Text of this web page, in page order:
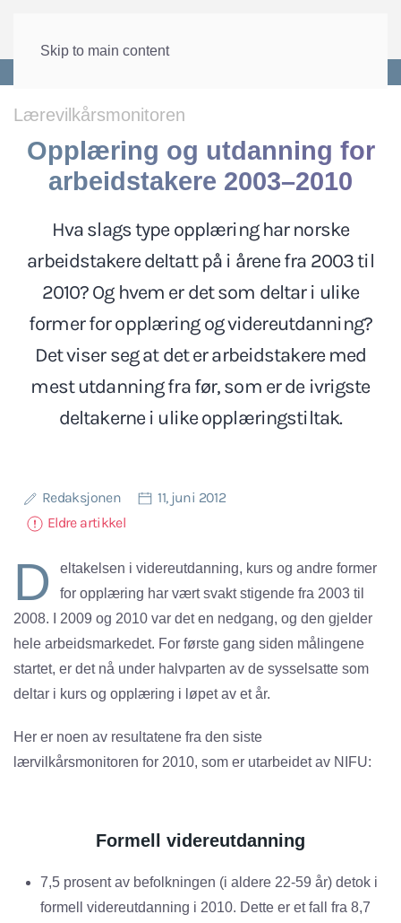
Skip to main content
Lærevilkårsmonitoren
Opplæring og utdanning for
arbeidstakere 2003–2010
Hva slags type opplæring har norske
arbeidstakere deltatt på i årene fra 2003 til
2010? Og hvem er det som deltar i ulike
former for opplæring og videreutdanning?
Det viser seg at det er arbeidstakere med
mest utdanning fra før, som er de ivrigste
deltakerne i ulike opplæringstiltak.
Redaksjonen
11, juni 2012
Eldre artikkel
D
eltakelsen i videreutdanning, kurs og andre former
for opplæring har vært svakt stigende fra 2003 til
2008. I 2009 og 2010 var det en nedgang, og den gjelder
hele arbeidsmarkedet. For første gang siden målingene
startet, er det nå under halvparten av de sysselsatte som
deltar i kurs og opplæring i løpet av et år.
Her er noen av resultatene fra den siste
lærvilkårsmonitoren for 2010, som er utarbeidet av NIFU:
Formell videreutdanning
7,5 prosent av befolkningen (i aldere 22-59 år) detok i
formell videreutdanning i 2010. Dette er et fall fra 8,7